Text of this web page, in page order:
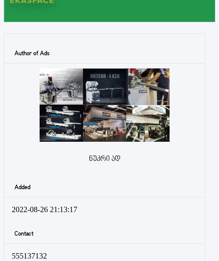
Author of Ads
ნუკრი ად
Added
2022-08-26 21:13:17
Contact
555137132